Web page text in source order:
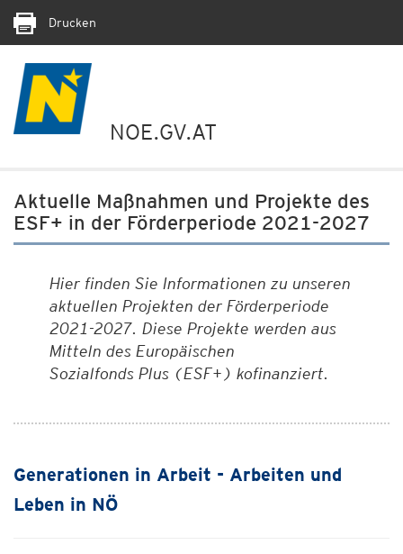
Drucken
NOE.GV.AT
Aktuelle Maßnahmen und Projekte des
ESF+ in der Förderperiode 2021-2027
Hier finden Sie Informationen zu unseren
aktuellen Projekten der Förderperiode
2021-2027. Diese Projekte werden aus
Mitteln des Europäischen
Sozialfonds Plus (ESF+) kofinanziert.
Generationen in Arbeit - Arbeiten und
Leben in NÖ